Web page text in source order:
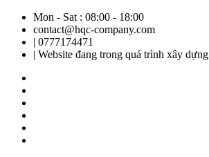
Mon - Sat : 08:00 - 18:00
contact@hqc-company.com
| 0777174471
| Website đang trong quá trình xây dựng